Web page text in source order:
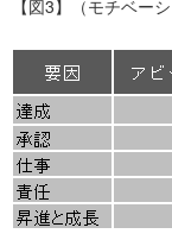
【図3】（モチベー